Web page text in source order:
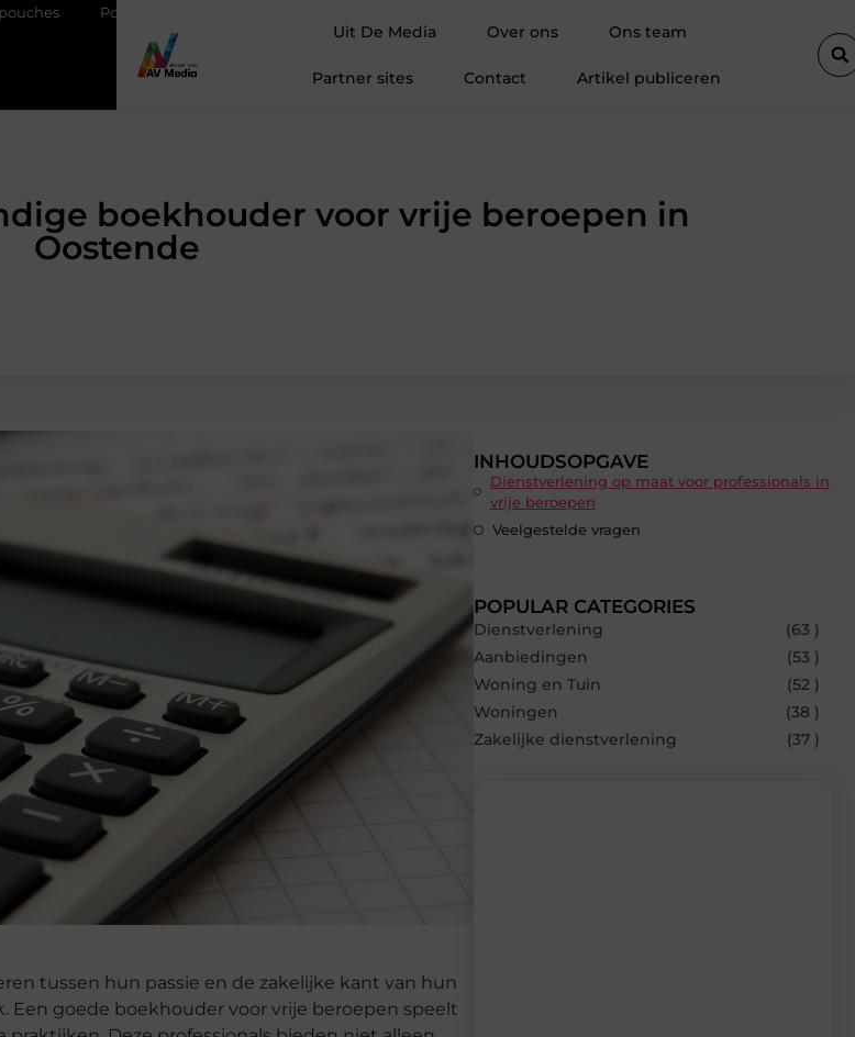
Power apps voor teams die sneller willen schakelen
Uit De Media Over ons Ons team
Partner sites Contact Artikel publiceren
boekhouder voor vrije beroepen in
Oostende
tussen hun passie en de zakelijke kant van hun
goede boekhouder voor vrije beroepen speelt
INHOUDSOPGAVE
Dienstverlening op maat voor professionals in
vrije beroepen
Veelgestelde vragen
POPULAR CATEGORIES
Dienstverlening
(63 )
Aanbiedingen
(53 )
Woning en Tuin
(52 )
Woningen
(38 )
Zakelijke dienstverlening
(37 )